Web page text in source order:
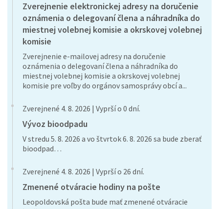
Zverejnenie elektronickej adresy na doručenie
oznámenia o delegovaní člena a náhradníka do
miestnej volebnej komisie a okrskovej volebnej
komisie
Zverejnenie e-mailovej adresy na doručenie
oznámenia o delegovaní člena a náhradníka do
miestnej volebnej komisie a okrskovej volebnej
komisie pre voľby do orgánov samosprávy obcí a...
Zverejnené 4. 8. 2026 | Vyprší o 0 dní.
Vývoz bioodpadu
V stredu 5. 8. 2026 a vo štvrtok 6. 8. 2026 sa bude zberať
bioodpad…
Zverejnené 4. 8. 2026 | Vyprší o 26 dní.
Zmenené otváracie hodiny na pošte
Leopoldovská pošta bude mať zmenené otváracie